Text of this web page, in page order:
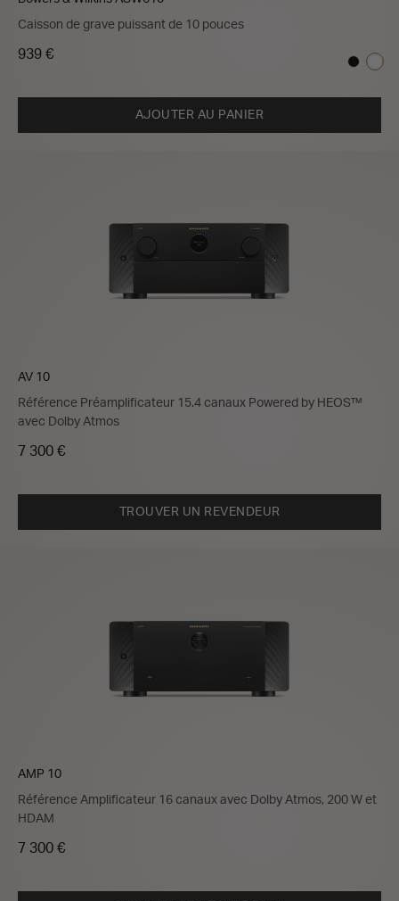
Caisson de grave puissant de 10 pouces
939 €
AJOUTER AU PANIER
AV 10
Référence Préamplificateur 15.4 canaux Powered by HEOS™
avec Dolby Atmos
7 300 €
TROUVER UN REVENDEUR
AMP 10
Référence Amplificateur 16 canaux avec Dolby Atmos, 200 W et
HDAM
7 300 €